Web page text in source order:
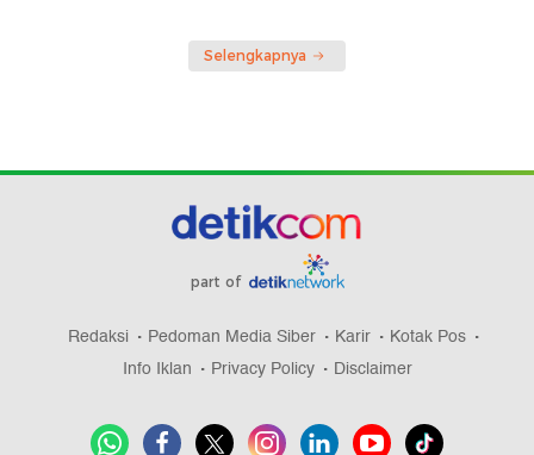
Selengkapnya
part of
Redaksi Pedoman Media Siber Karir
Kotak Pos
Info Iklan
Privacy Policy Disclaimer